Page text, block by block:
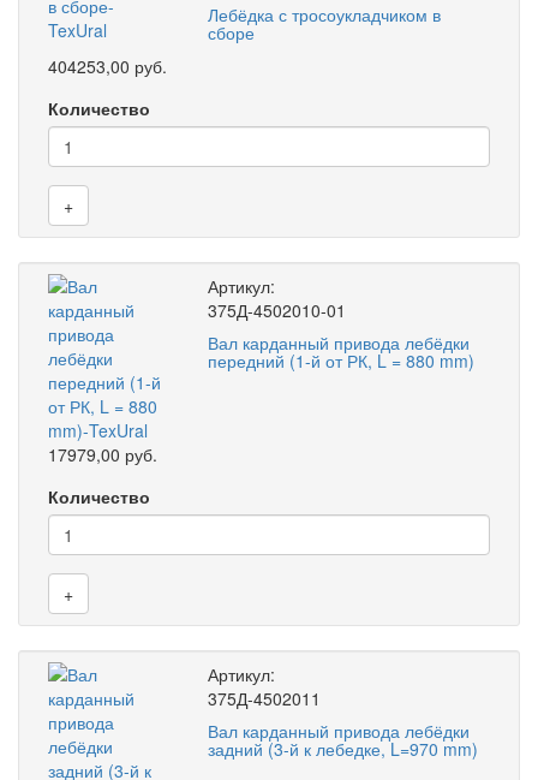
Лебёдка с тросоукладчиком в
сборе
404253,00 руб.
Количество
+
Артикул:
375Д-4502010-01
Вал карданный привода лебёдки
передний (1-й от РК, L = 880 mm)
17979,00 руб.
Количество
+
Артикул:
375Д-4502011
Вал карданный привода лебёдки
задний (3-й к лебедке, L=970 mm)